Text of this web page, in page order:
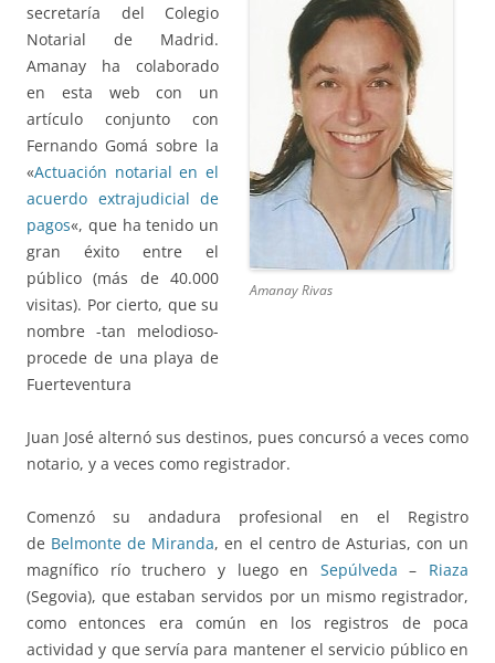
Amanay Rivas
secretaría del Colegio
Notarial de Madrid.
Amanay ha colaborado
en esta web con un
artículo conjunto con
Fernando Gomá sobre la
«Actuación notarial en el
acuerdo extrajudicial de
pagos«, que ha tenido un
gran éxito entre el
público (más de 40.000
visitas). Por cierto, que su
nombre -tan melodioso-
procede de una playa de
Fuerteventura
Juan José alternó sus destinos, pues concursó a veces como
notario, y a veces como registrador.
Comenzó su andadura profesional en el Registro
de Belmonte de Miranda, en el centro de Asturias, con un
magnífico río truchero y luego en Sepúlveda – Riaza
(Segovia), que estaban servidos por un mismo registrador,
como entonces era común en los registros de poca
actividad y que servía para mantener el servicio público en